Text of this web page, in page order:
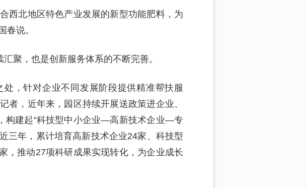
西北地区特色产业发展的新型功能肥料，为
春说。
聚，也是创新服务体系的不断完善。
，针对企业不同发展阶段提供精准帮扶服
者，近年来，园区持续开展送政策进企业、
构建起“科技型中小企业—高新技术企业—专
三年，累计培育高新技术企业24家、科技型
，推动27项科研成果实现转化，为企业成长